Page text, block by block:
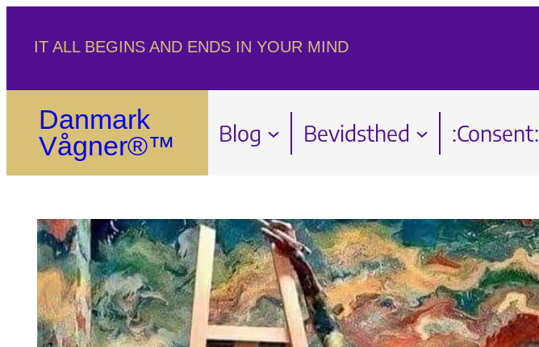
indhold
IT ALL BEGINS AND ENDS IN YOUR MIND
Danmark
Vågner®™
Blog Bevidsthed :Consent: